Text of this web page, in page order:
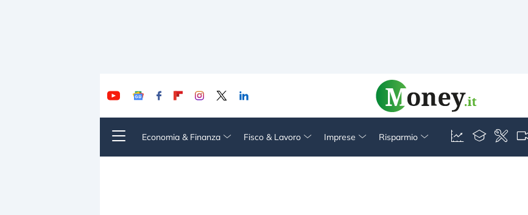
Economia & Finanza Fisco & Lavoro Imprese Risparmio